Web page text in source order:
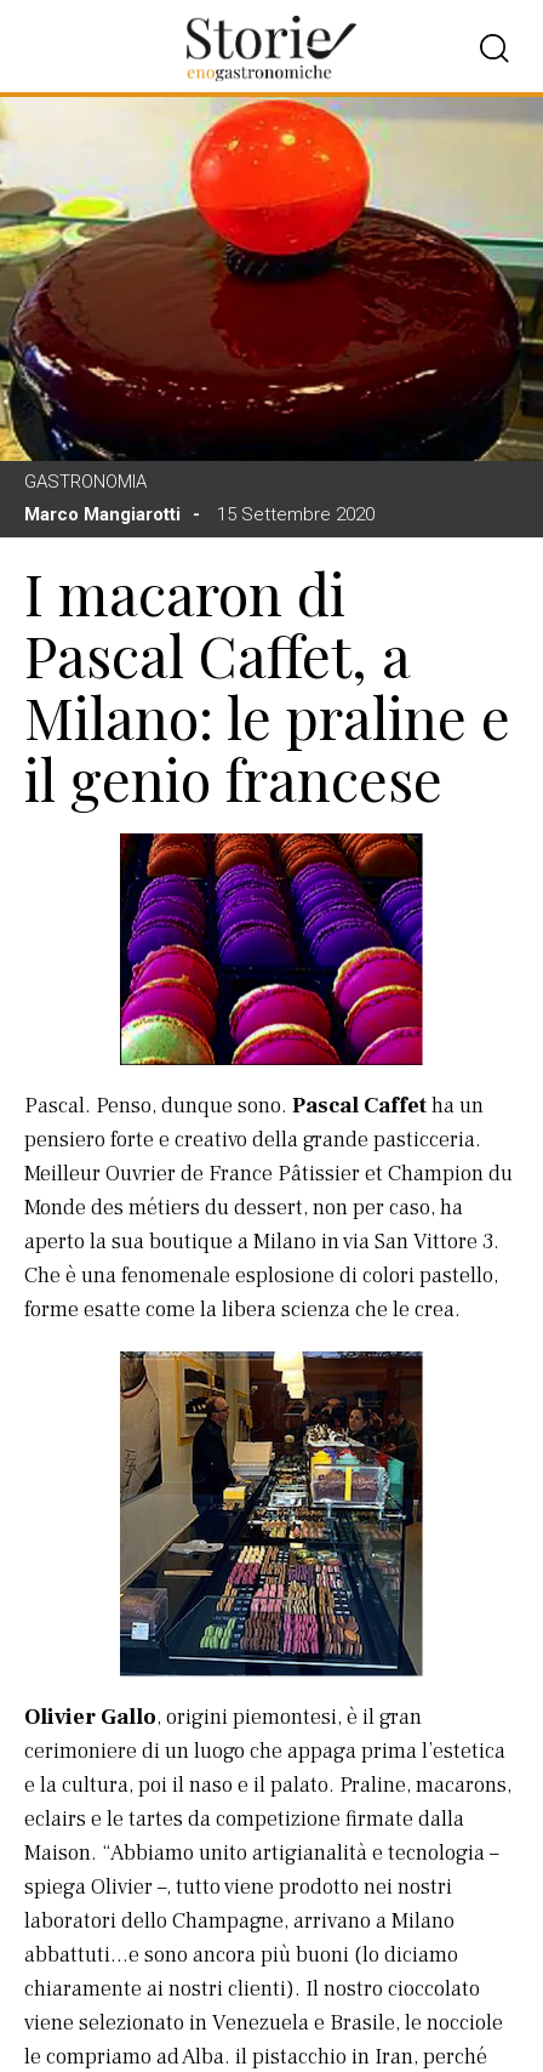
GASTRONOMIA
Marco Mangiarotti
15 Settembre 2020
I macaron di
Pascal Caffet, a
Milano: le praline e
il genio francese
Pascal. Penso, dunque sono. Pascal Caffetha un
pensiero forte e creativo della grande pasticceria.
Meilleur Ouvrier de France Pâtissier et Champion du
Monde des métiers du dessert, non per caso, ha
aperto la sua boutique a Milano in via San Vittore 3.
Che è una fenomenale esplosione di colori pastello,
forme esatte come la libera scienza che le crea.
Olivier Gallo, origini piemontesi, è il gran
cerimoniere di un luogo che appaga prima l’estetica
e la cultura, poi il naso e il palato. Praline, macarons,
eclairs e le tartes da competizione firmate dalla
Maison. “Abbiamo unito artigianalità e tecnologia –
spiega Olivier –, tutto viene prodotto nei nostri
laboratori dello Champagne, arrivano a Milano
abbattuti…e sono ancora più buoni (lo diciamo
chiaramente ai nostri clienti). Il nostro cioccolato
viene selezionato in Venezuela e Brasile, le nocciole
le compriamo ad Alba. il pistacchio in Iran, perché